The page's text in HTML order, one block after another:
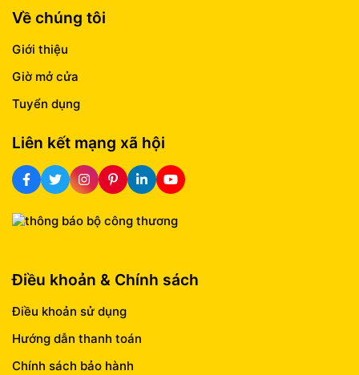
Về chúng tôi
Giới thiệu
Giờ mở cửa
Tuyển dụng
Liên kết mạng xã hội
Điều khoản & Chính sách
Điều khoản sử dụng
Hướng dẫn thanh toán
Chính sách bảo hành